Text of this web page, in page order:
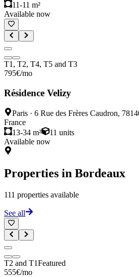
11-11 m²
Available now
T1, T2, T4, T5 and T3
795€/mo
Résidence Velizy
Paris · 6 Rue des Frères Caudron,
France
13-34 m²
11 units
Available now
Properties in Bordeaux
111 properties available
See all
T2 and T1Featured
555€/mo